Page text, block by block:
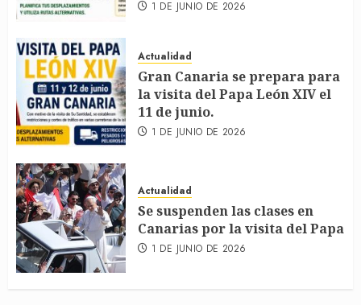
1 DE JUNIO DE 2026
Actualidad
Gran Canaria se prepara para
la visita del Papa León XIV el
11 de junio.
1 DE JUNIO DE 2026
Actualidad
Se suspenden las clases en
Canarias por la visita del Papa
1 DE JUNIO DE 2026